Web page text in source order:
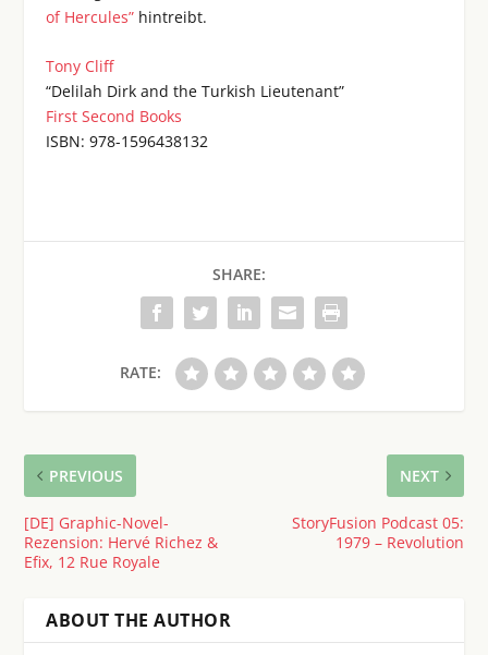
of Hercules” hintreibt.
Tony Cliff
“Delilah Dirk and the Turkish Lieutenant”
First Second Books
ISBN: 978-1596438132
SHARE:
RATE:
PREVIOUS
[DE] Graphic-Novel-
Rezension: Hervé Richez &
Efix, 12 Rue Royale
NEXT
StoryFusion Podcast 05:
1979 – Revolution
ABOUT THE AUTHOR